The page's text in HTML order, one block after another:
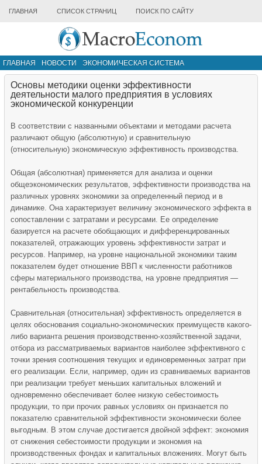
ГЛАВНАЯ СПИСОК СТРАНИЦ ПОИСК ПО САЙТУ
ГЛАВНАЯ НОВОСТИ
ЭКОНОМИЧЕСКАЯ СИСТЕМА
ИНФРАСТРУКТУРА РЫНКА
Основы методики оценки эффективности
деятельности малого предприятия в условиях
экономической конкуренции
В соответствии с названными объектами и методами расчета
различают общую (абсолютную) и сравнительную
(относительную) экономическую эффективность производства.
Общая (абсолютная) применяется для анализа и оценки
общеэкономических результатов, эффективности производства на
различных уровнях экономики за определенный период и в
динамике. Она характеризует величину экономического эффекта в
сопоставлении с затратами и ресурсами. Ее определение
базируется на расчете обобщающих и дифференцированных
показателей, отражающих уровень эффективности затрат и
ресурсов. Например, на уровне национальной экономики таким
показателем будет отношение ВВП к численности работников
сферы материального производства, на уровне предприятия —
рентабельность производства.
Сравнительная (относительная) эффективность определяется в
целях обоснования социально-экономических преимуществ какого-
либо варианта решения производственно-хозяйственной задачи,
отбора из рассматриваемых вариантов наиболее эффективного с
точки зрения соотношения текущих и единовременных затрат при
его реализации. Если, например, один из сравниваемых вариантов
при реализации требует меньших капитальных вложений и
одновременно обеспечивает более низкую себестоимость
продукции, то при прочих равных условиях он признается по
показателю сравнительной эффективности экономически более
выгодным. В этом случае достигается двойной эффект: экономия
от снижения себестоимости продукции и экономия на
производственных фондах и капитальных вложениях. Могут быть